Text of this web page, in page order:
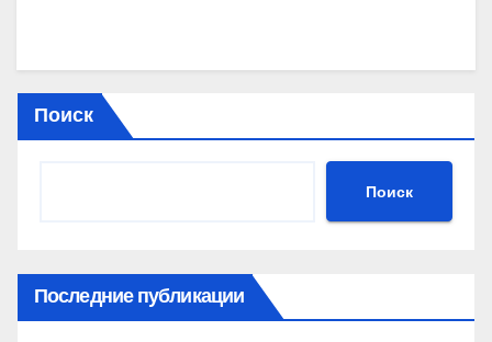
Поиск
Поиск
Последние публикации